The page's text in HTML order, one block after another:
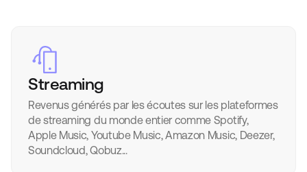
Streaming
Revenus générés par les écoutes sur les plateformes
de streaming du monde entier comme Spotify,
Apple Music, Youtube Music, Amazon Music, Deezer,
Soundcloud, Qobuz...